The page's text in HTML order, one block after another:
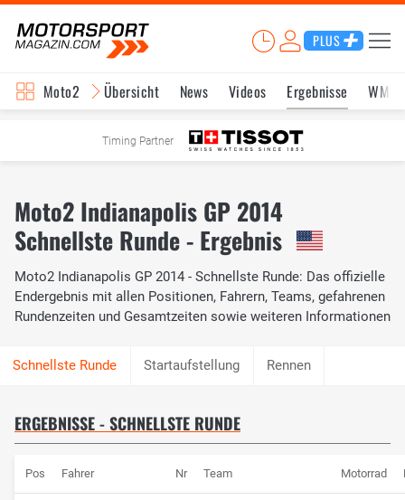
PLUS
Moto2 Übersicht News Videos Ergebnisse WM-
Timing Partner
Moto2 Indianapolis GP 2014
Schnellste Runde - Ergebnis
Moto2 Indianapolis GP 2014 - Schnellste Runde: Das offizielle
Endergebnis mit allen Positionen, Fahrern, Teams, gefahrenen
Rundenzeiten und Gesamtzeiten sowie weiteren Informationen
Startaufstellung Rennen
ERGEBNISSE - SCHNELLSTE RUNDE
Pos Fahrer Nr Team Motorrad